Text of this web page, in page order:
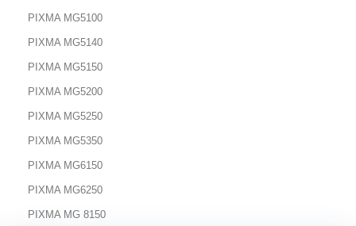
PIXMA MG5100
PIXMA MG5140
PIXMA MG5150
PIXMA MG5200
PIXMA MG5250
PIXMA MG5350
PIXMA MG6150
PIXMA MG6250
PIXMA MG 8150